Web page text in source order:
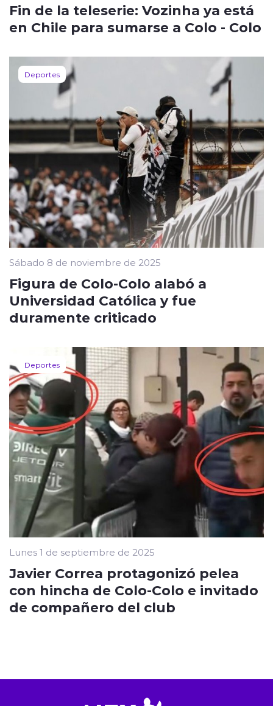
Fin de la teleserie: Vozinha ya está
en Chile para sumarse a Colo - Colo
Deportes
Sábado 8 de noviembre de 2025
Figura de Colo-Colo alabó a
Universidad Católica y fue
duramente criticado
Deportes
Lunes 1 de septiembre de 2025
Javier Correa protagonizó pelea
con hincha de Colo-Colo e invitado
de compañero del club